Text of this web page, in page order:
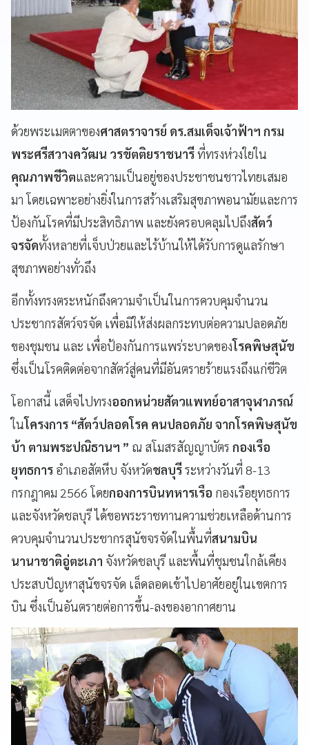
ด้วยพระเมตตาของศาสตราจารย์ ดร.สมเด็จเจ้าฟ้าฯ กรม
พระศรีสวางควัฒน วรขัตติยราชนารีที่ทรงห่วงใยใน
คุณภาพชีวิตและความเป็นอยู่ของประชาชนชาวไทยเสมอ
มา โดยเฉพาะอย่างยิ่งในการสร้างเสริมสุขภาพอนามัยและการ
ป้องกันโรคที่มีประสิทธิภาพ และยังครอบคลุมไปถึงสัตว์
จรจัดทั้งหลายที่เจ็บป่วยและไร้บ้านให้ได้รับการดูแลรักษา
สุขภาพอย่างทั่วถึง
อีกทั้งทรงตระหนักถึงความจำเป็นในการควบคุมจำนวน
ประชากรสัตว์จรจัด เพื่อมิให้ส่งผลกระทบต่อความปลอดภัย
ของชุมชน และ เพื่อป้องกันการแพร่ระบาดของโรคพิษสุนัข
ซึ่งเป็นโรคติดต่อจากสัตว์สู่คนที่มีอันตรายร้ายแรงถึงแก่ชีวิต
โอกาสนี้ เสด็จไปทรงออกหน่วยสัตวแพทย์อาสาจุฬาภรณ์
ในโครงการ “สัตว์ปลอดโรค คนปลอดภัย จากโรคพิษสุนัข
บ้า ตามพระปณิธานฯ ” ณ สโมสรสัญญาบัตร กองเรือ
ยุทธการ อำเภอสัตหีบ จังหวัดชลบุรีระหว่างวันที่ 8-13
กรกฎาคม 2566 โดยกองการบินทหารเรือ กองเรือยุทธการ
และจังหวัดชลบุรี ได้ขอพระราชทานความช่วยเหลือด้านการ
ควบคุมจำนวนประชากรสุนัขจรจัดในพื้นที่สนามบิน
นานาชาติอู่ตะเภา จังหวัดชลบุรี และพื้นที่ชุมชนใกล้เคียง
ประสบปัญหาสุนัขจรจัด เล็ดลอดเข้าไปอาศัยอยู่ในเขตการ
บิน ซึ่งเป็นอันตรายต่อการขึ้น-ลงของอากาศยาน